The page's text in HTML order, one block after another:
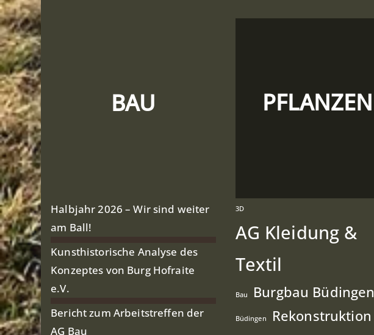
BAU
Halbjahr 2026 – Wir sind weiter
am Ball!
Kunsthistorische Analyse des
Konzeptes von Burg Hofraite
e.V.
Bericht zum Arbeitstreffen der
AG Bau
PFLANZEN
3D
AG Kleidung &
Textil
Bau Burgbau Büdingen
Büdingen Rekonstruktion